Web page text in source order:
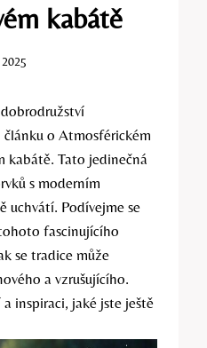
kabátě
o Atmosférickém
kabátě. Tato jedinečná
s moderním
uchvátí. Podívejme se
fascinujícího
se tradice může
a vzrušujícího.
inspiraci, jaké jste ještě